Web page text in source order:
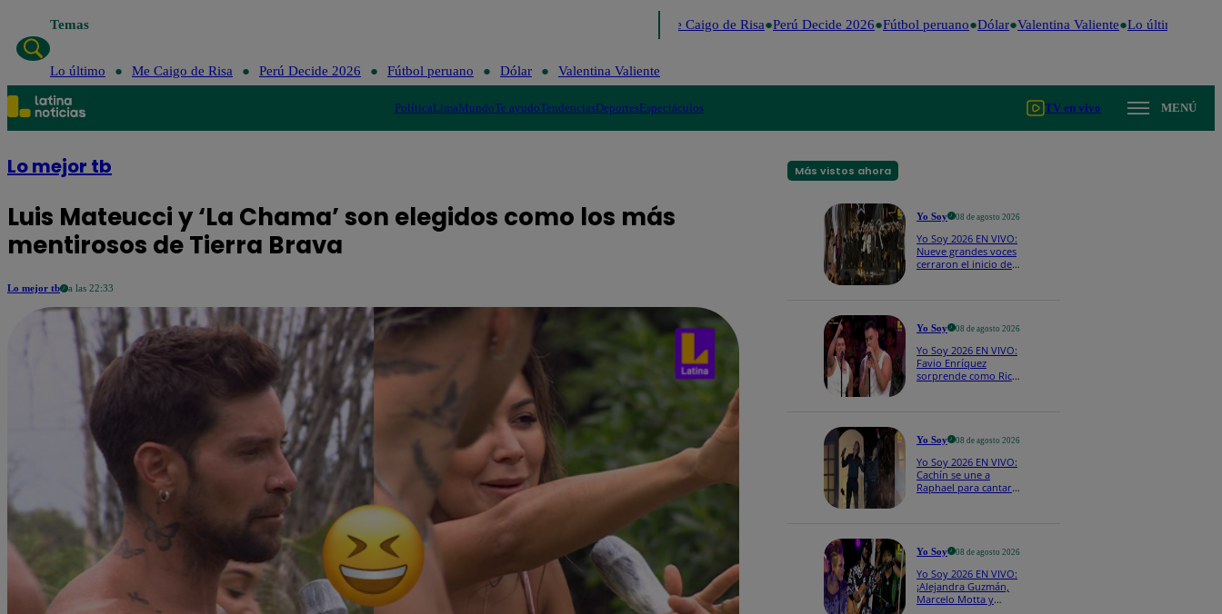
Temas Me Caigo de Risa Perú Decide 2026 Fútbol peruano Dólar Valentina Valiente Lo último
Lo último Me Caigo de Risa Perú Decide 2026 Fútbol peruano Dólar Valentina Valiente
PolíticaLimaMundoTe ayudoTendenciasDeportesEspectáculos TV en vivo MENÚ
Lo mejor tb
Luis Mateucci y ‘La Chama’ son elegidos como los más
mentirosos de Tierra Brava
Lo mejor tb a las 22:33
Más vistos ahora
Yo Soy 08 de agosto 2026
Yo Soy 2026 EN VIVO:
Nueve grandes voces
cerraron el inicio de
Yo Soy 08 de agosto 2026
Yo Soy 2026 EN VIVO:
Favio Enríquez
sorprende como Ricky
Yo Soy 08 de agosto 2026
Yo Soy 2026 EN VIVO:
Cachín se une a
Raphael para cantar
Yo Soy 08 de agosto 2026
Yo Soy 2026 EN VIVO:
¡Alejandra Guzmán,
Marcelo Motta y